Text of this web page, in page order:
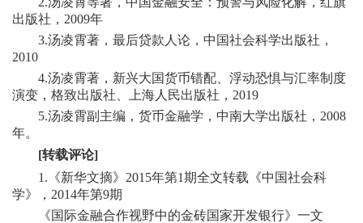
出版社，2009年
3.汤凌霄著，最后贷款人论，中国社会科学出版社，
2010
4.汤凌霄著，新兴大国货币错配、浮动恐惧与汇率制度
演变，格致出版社、上海人民出版社，2019
5.汤凌霄副主编，货币金融学，中南大学出版社，2008
年。
[转载评论]
1.《新华文摘》2015年第1期全文转载《中国社会科
学》，2014年第9期
《国际金融合作视野中的金砖国家开发银行》一文